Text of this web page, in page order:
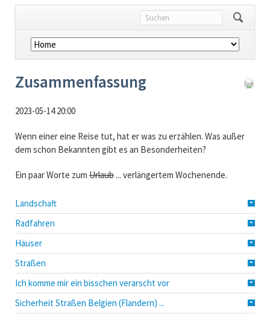
Navigation
überspringen
Zusammenfassung
2023-05-14 20:00
Wenn einer eine Reise tut, hat er was zu erzählen. Was außer
dem schon Bekannten gibt es an Besonderheiten?
Ein paar Worte zumUrlaub... verlängertem Wochenende.
Landschaft
Radfahren
Häuser
Straßen
Ich komme mir ein bisschen verarscht vor
Sicherheit Straßen Belgien (Flandern) ...